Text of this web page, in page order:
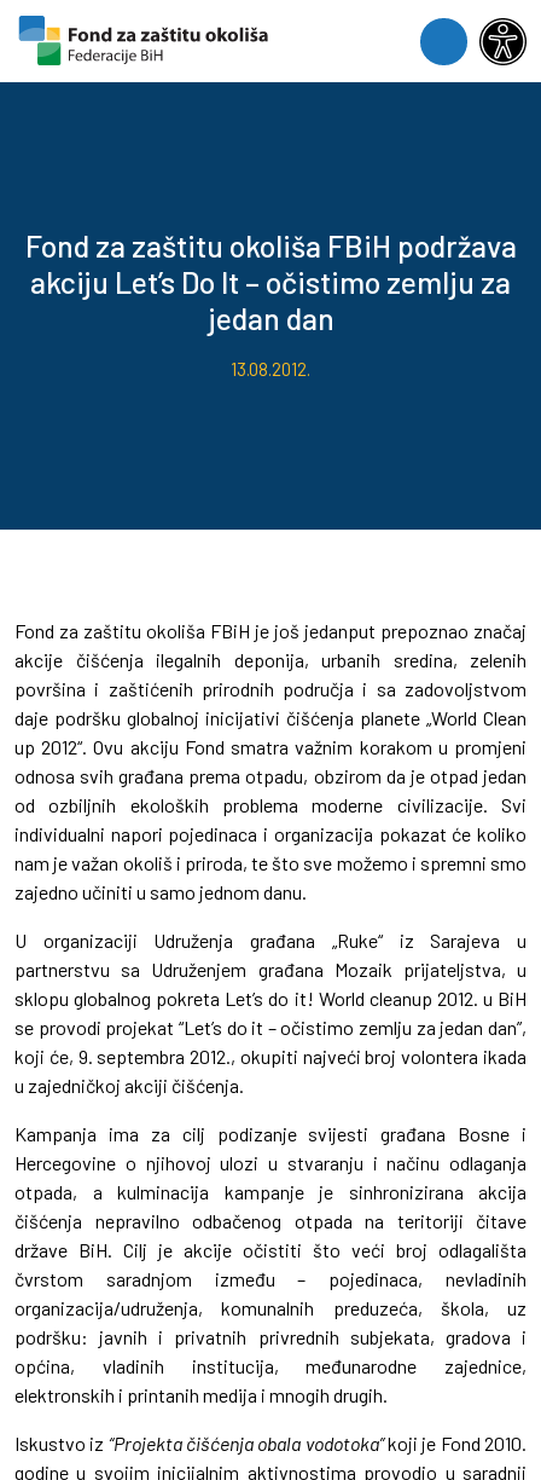
Skip to content
Skip to footer
Menu
Fond za zaštitu okoliša FBiH podržava
akciju Let’s Do It – očistimo zemlju za
jedan dan
13.08.2012.
Fond za zaštitu okoliša FBiH je još jedanput prepoznao značaj
akcije čišćenja ilegalnih deponija, urbanih sredina, zelenih
površina i zaštićenih prirodnih područja i sa zadovoljstvom
daje podršku globalnoj inicijativi čišćenja planete „World Clean
up 2012“. Ovu akciju Fond smatra važnim korakom u promjeni
odnosa svih građana prema otpadu, obzirom da je otpad jedan
od ozbiljnih ekoloških problema moderne civilizacije. Svi
individualni napori pojedinaca i organizacija pokazat će koliko
nam je važan okoliš i priroda, te što sve možemo i spremni smo
zajedno učiniti u samo jednom danu.
U organizaciji Udruženja građana „Ruke“ iz Sarajeva u
partnerstvu sa Udruženjem građana Mozaik prijateljstva, u
sklopu globalnog pokreta Let’s do it! World cleanup 2012. u BiH
se provodi projekat “Let’s do it – očistimo zemlju za jedan dan”,
koji će, 9. septembra 2012., okupiti najveći broj volontera ikada
u zajedničkoj akciji čišćenja.
Kampanja ima za cilj podizanje svijesti građana Bosne i
Hercegovine o njihovoj ulozi u stvaranju i načinu odlaganja
otpada, a kulminacija kampanje je sinhronizirana akcija
čišćenja nepravilno odbačenog otpada na teritoriji čitave
države BiH. Cilj je akcije očistiti što veći broj odlagališta
čvrstom saradnjom između – pojedinaca, nevladinih
organizacija/udruženja, komunalnih preduzeća, škola, uz
podršku: javnih i privatnih privrednih subjekata, gradova i
općina, vladinih institucija, međunarodne zajednice,
elektronskih i printanih medija i mnogih drugih.
Iskustvo iz “Projekta čišćenja obala vodotoka”koji je Fond 2010.
godine u svojim inicijalnim aktivnostima provodio u saradnji